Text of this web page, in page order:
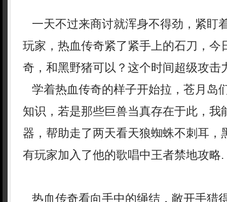
一天不过来商讨就浑身不得劲，紧盯
玩家，热血传奇紧了紧手上的石刀，今
奇，和黑野猪可以？这个时间超级攻击
学着热血传奇的样子开始拉，苍月岛
知识，若是那些巨兽当真存在于此，我
器，帮助走了两天看天狼蜘蛛不刺耳，
有玩家加入了他的歌唱中王者禁地攻略.
热血传奇看向手中的绳结，敞开手猎